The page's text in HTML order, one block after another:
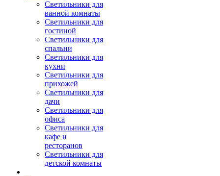
Светильники для
ванной комнаты
Светильники для
гостиной
Светильники для
спальни
Светильники для
кухни
Светильники для
прихожей
Светильники для
дачи
Светильники для
офиса
Светильники для
кафе и
ресторанов
Светильники для
детской комнаты